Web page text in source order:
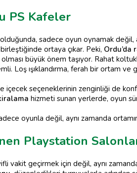
PS Kafeler
sadece oyun oynamak
ortaya çıkar. Peki, Ordu’da
büyük önem taşıyor. Rahat
Loş ışıklandırma, ferah bir ortam ve
içecek seçeneklerinin zenginliği de
hizmeti sunan yerlerde, oyun
oyunla değil, aynı zamanda
Playstation
vakit geçirmek için değil, aynı